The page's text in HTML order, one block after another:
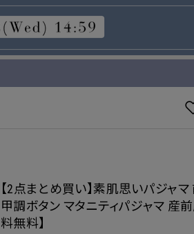
【2点まとめ買い】素肌思いパジャ
甲調ボタン マタニティパジャマ 産
料無料】